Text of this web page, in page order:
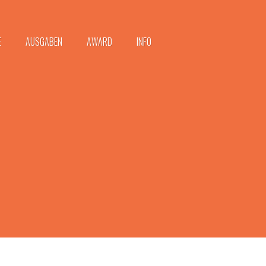
AUSGABEN AWARD INFO